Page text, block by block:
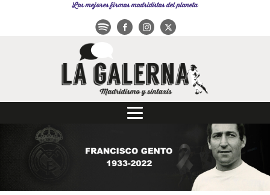
Las mejores firmas madridistas del planeta